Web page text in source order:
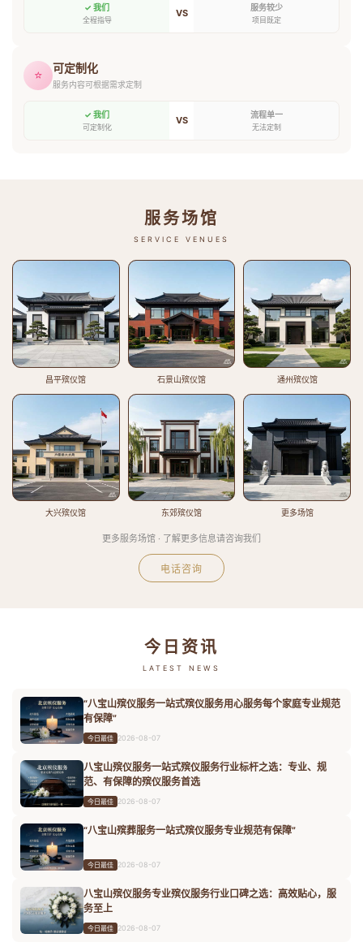
✓ 我们
全程指导
VS 服务较少
项目既定
⭐ 可定制化
服务内容可根据需求定制
✓ 我们
可定制化
VS 流程单一
无法定制
服务场馆
SERVICE VENUES
昌平殡仪馆 石景山殡仪馆 通州殡仪馆
大兴殡仪馆 东郊殡仪馆 更多场馆
更多服务场馆 · 了解更多信息请咨询我们
电话咨询
今日资讯
LATEST NEWS
“八宝山殡仪服务一站式殡仪服务用心服务每个家庭专业规范
有保障”
今日最佳 2026-08-07
八宝山殡仪服务一站式殡仪服务行业标杆之选：专业、规
范、有保障的殡仪服务首选
今日最佳 2026-08-07
“八宝山殡葬服务一站式殡仪服务专业规范有保障”
今日最佳 2026-08-07
八宝山殡仪服务专业殡仪服务行业口碑之选：高效贴心，服
务至上
今日最佳 2026-08-07